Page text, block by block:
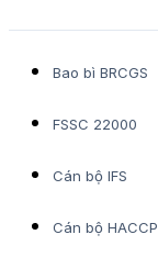
Bao bì BRCGS
FSSC 22000
Cán bộ IFS
Cán bộ HACCP